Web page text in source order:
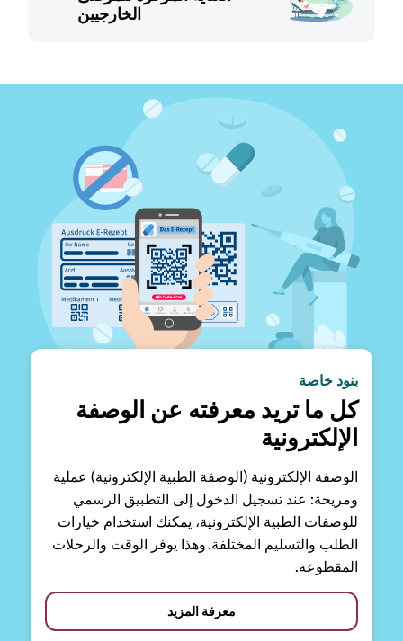
الخارجيين
بنود خاصة
كل ما تريد معرفته عن الوصفة
الإلكترونية
الوصفة الإلكترونية (الوصفة الطبية الإلكترونية) عملية
ومريحة: عند تسجيل الدخول إلى التطبيق الرسمي
للوصفات الطبية الإلكترونية، يمكنك استخدام خيارات
الطلب والتسليم المختلفة. وهذا يوفر الوقت والرحلات
المقطوعة.
معرفة المزيد